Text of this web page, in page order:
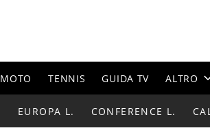
MOTO TENNIS GUIDA TV ALTRO
EUROPA L. CONFERENCE L.